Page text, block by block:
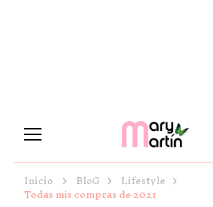
Novela
Inicio BloG Lifestyle
Todas mis compras de 2021